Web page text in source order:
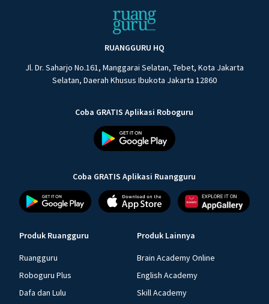
RUANGGURU HQ
Jl. Dr. Saharjo No.161, Manggarai Selatan, Tebet, Kota Jakarta
Selatan, Daerah Khusus Ibukota Jakarta 12860
Coba GRATIS Aplikasi Roboguru
Coba GRATIS Aplikasi Ruangguru
Produk Ruangguru
Ruangguru
Roboguru Plus
Dafa dan Lulu
Produk Lainnya
Brain Academy Online
English Academy
Skill Academy